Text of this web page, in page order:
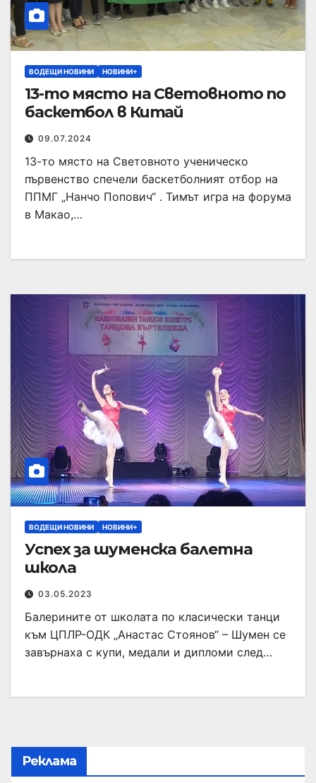
ВОДЕЩИ НОВИНИ НОВИНИ+
13-то място на Световното по
баскетбол в Китай
09.07.2024
13-то място на Световното ученическо
първенство спечели баскетболният отбор на
ППМГ „Нанчо Попович“ . Тимът игра на форума
в Макао,…
ВОДЕЩИ НОВИНИ НОВИНИ+
Успех за шуменска балетна
школа
03.05.2023
Балерините от школата по класически танци
към ЦПЛР-ОДК „Анастас Стоянов“ – Шумен се
завърнаха с купи, медали и дипломи след…
Реклама